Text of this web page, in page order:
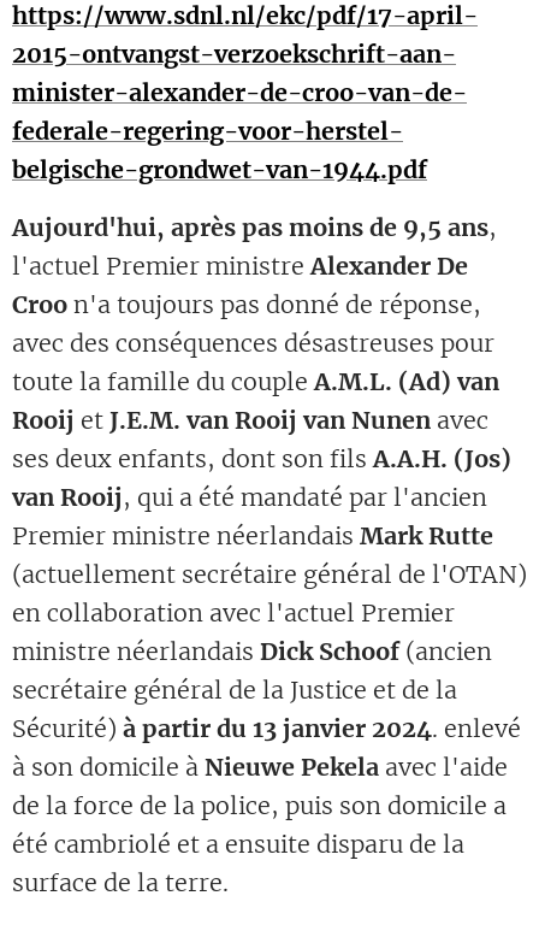
https://www.sdnl.nl/ekc/pdf/17-april-
2015-ontvangst-verzoekschrift-aan-
minister-alexander-de-croo-van-de-
federale-regering-voor-herstel-
belgische-grondwet-van-1944.pdf
Aujourd'hui, après pas moins de 9,5 ans,
l'actuel Premier ministreAlexander De
Croo n'a toujours pas donné de réponse,
avec des conséquences désastreuses pour
toute la famille du coupleA.M.L. (Ad) van
Rooij et J.E.M. van Rooij van Nunen avec
ses deux enfants, dont son filsA.A.H. (Jos)
van Rooij, qui a été mandaté par l'ancien
Premier ministre néerlandais Mark Rutte
(actuellement secrétaire général de l'OTAN)
en collaboration avec l'actuel Premier
ministre néerlandais Dick Schoof(ancien
secrétaire général de la Justice et de la
Sécurité) à partir du 13 janvier 2024. enlevé
à son domicile à Nieuwe Pekela avec l'aide
de la force de la police, puis son domicile a
été cambriolé et a ensuite disparu de la
surface de la terre.